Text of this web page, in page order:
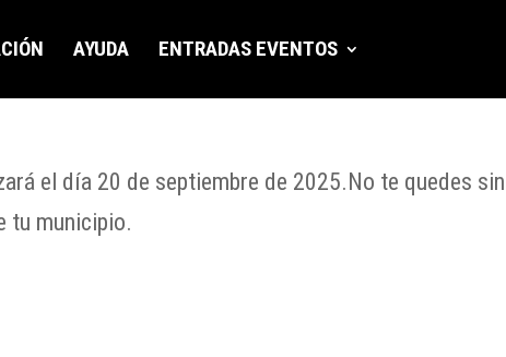
AYUDA ENTRADAS EVENTOS
el día 20 de septiembre de 2025.No te quedes sin
tu municipio.